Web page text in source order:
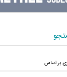
بر اساس